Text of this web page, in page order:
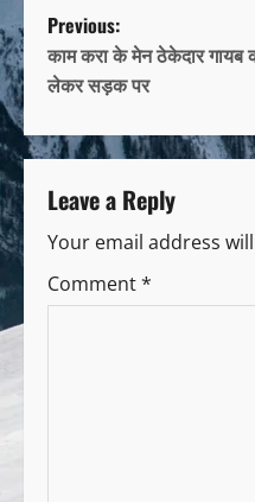
Previous:
काम करा के मेन ठेकेदार गायब
लेकर सड़क पर
Leave a Reply
Your email address
Comment*